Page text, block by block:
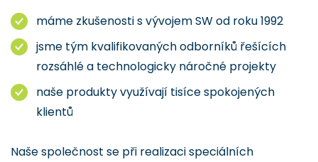
máme zkušenosti s vývojem SW od roku 1992
jsme tým kvalifikovaných odborníků řešících
rozsáhlé a technologicky náročné projekty
naše produkty využívají tisíce spokojených
klientů
Naše společnost se při realizaci speciálních